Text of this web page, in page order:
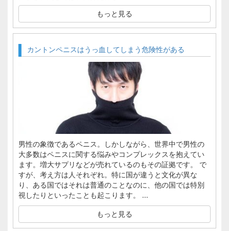
もっと見る
カントンペニスはうっ血してしまう危険性がある
男性の象徴であるペニス。しかしながら、世界中で男性の
大多数はペニスに関する悩みやコンプレックスを抱えてい
ます。増大サプリなどが売れているのもその証拠です。 で
すが、考え方は人それぞれ。特に国が違うと文化が異な
り、ある国ではそれは普通のことなのに、他の国では特別
視したりといったことも起こります。 ...
もっと見る